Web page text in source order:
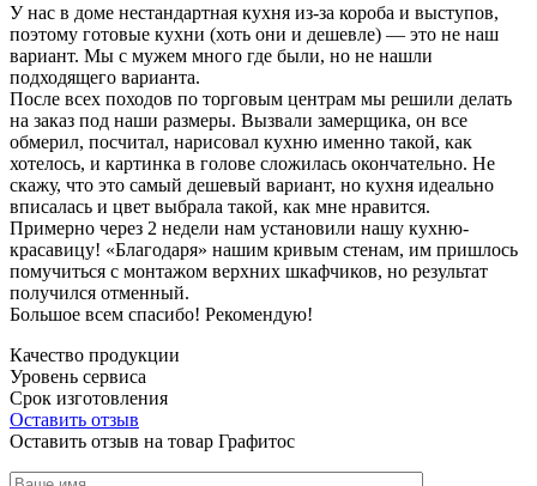
У нас в доме нестандартная кухня из-за короба и выступов,
поэтому готовые кухни (хоть они и дешевле) — это не наш
вариант. Мы с мужем много где были, но не нашли
подходящего варианта.
После всех походов по торговым центрам мы решили делать
на заказ под наши размеры. Вызвали замерщика, он все
обмерил, посчитал, нарисовал кухню именно такой, как
хотелось, и картинка в голове сложилась окончательно. Не
скажу, что это самый дешевый вариант, но кухня идеально
вписалась и цвет выбрала такой, как мне нравится.
Примерно через 2 недели нам установили нашу кухню-
красавицу! «Благодаря» нашим кривым стенам, им пришлось
помучиться с монтажом верхних шкафчиков, но результат
получился отменный.
Большое всем спасибо! Рекомендую!
Качество продукции
Уровень сервиса
Срок изготовления
Оставить отзыв
Оставить отзыв на товар Графитос